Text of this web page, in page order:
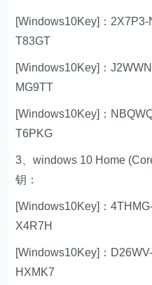
[Windows10Key]：
T83GT
[Windows10Key]：
MG9TT
[Windows10Key]：
T6PKG
3、windows 10 Home
钥：
[Windows10Key]：
X4R7H
[Windows10Key]：
HXMK7